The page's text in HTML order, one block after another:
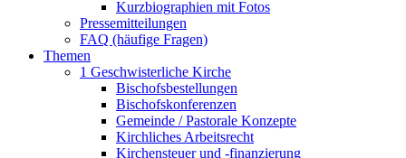
Kurzbiographien mit Fotos
Pressemitteilungen
FAQ (häufige Fragen)
Themen
1 Geschwisterliche Kirche
Bischofsbestellungen
Bischofskonferenzen
Gemeinde / Pastorale Konzepte
Kirchliches Arbeitsrecht
Kirchensteuer und -finanzierung